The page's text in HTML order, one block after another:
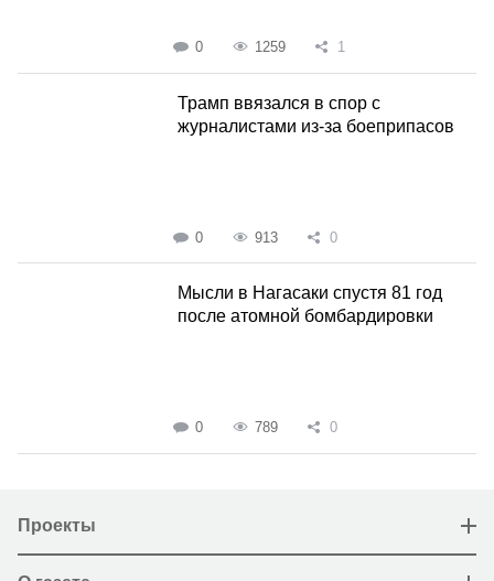
0 1259 1
Трамп ввязался в спор с
журналистами из-за боеприпасов
0 913 0
Мысли в Нагасаки спустя 81 год
после атомной бомбардировки
0 789 0
Проекты